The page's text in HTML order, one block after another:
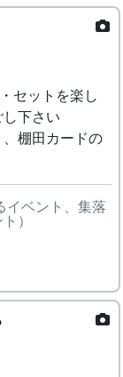
んなも
番よくわ
田オーナ
します
で打上げ
かせの農
の範囲と
。
の散布。
ナー草引
く。
で掴んで
トラクシ
して食す
てるため
き
セットを楽し
下さい
棚田カードの
イベント、集落
）